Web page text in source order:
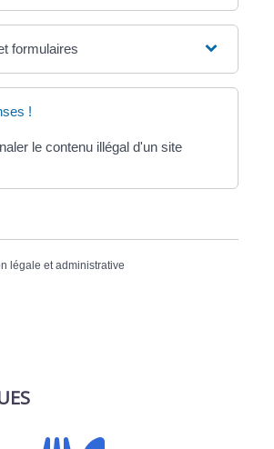
formulaires
!
le contenu illégal d'un site
légale et administrative